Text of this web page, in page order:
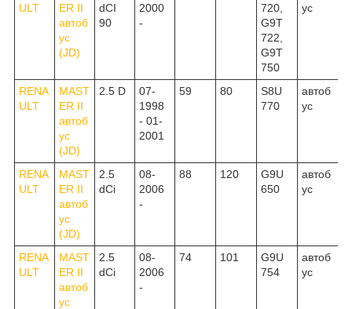
ULT
ER II
автоб
ус
(JD)
dCI
90
2000
-
720,
G9T
722,
G9T
750
ус
RENA
ULT
MAST
ER II
автоб
ус
(JD)
2.5 D
07-
1998
- 01-
2001
59 80
S8U
770
автоб
ус
RENA
ULT
MAST
ER II
автоб
ус
(JD)
2.5
dCi
08-
2006
-
88 120
G9U
650
автоб
ус
RENA
ULT
MAST
ER II
автоб
ус
2.5
dCi
08-
2006
-
74 101
G9U
754
автоб
ус